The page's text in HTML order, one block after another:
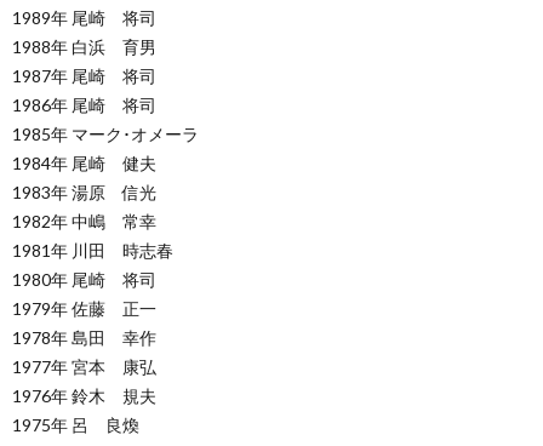
1989年 尾崎 将司
1988年 白浜 育男
1987年 尾崎 将司
1986年 尾崎 将司
1985年 マーク･オメーラ
1984年 尾崎 健夫
1983年 湯原 信光
1982年 中嶋 常幸
1981年 川田 時志春
1980年 尾崎 将司
1979年 佐藤 正一
1978年 島田 幸作
1977年 宮本 康弘
1976年 鈴木 規夫
1975年 呂 良煥